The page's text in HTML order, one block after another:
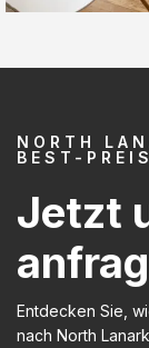
NORTH
BEST-PREIS
Jetzt
Entdecken Sie,
nach North